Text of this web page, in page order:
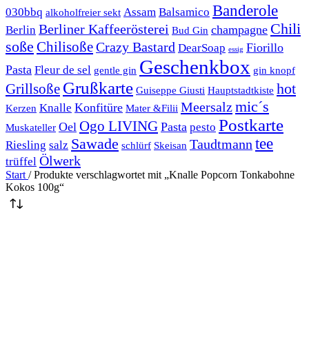
030bbq alkoholfreier sekt Assam Balsamico Banderole
Berlin Berliner Kaffeerösterei Bud Gin champagne Chili
soße ChilisoßeCrazy Bastard DearSoap essig Fiorillo
Pasta Fleur de sel gentle gin Geschenkbox gin knopf
Grillsoße Grußkarte Guiseppe Giusti Hauptstadtkiste hot
Kerzen Knalle Konfitüre Mater &Filii Meersalzmic´s
Muskateller Oel Ogo LIVING Pasta pesto Postkarte
Riesling salz Sawade schlürf Skeisan Taudtmann tee
trüffel Ölwerk
Start / Produkte verschlagwortet mit „Knalle Popcorn Tonkabohne
Kokos 100g“